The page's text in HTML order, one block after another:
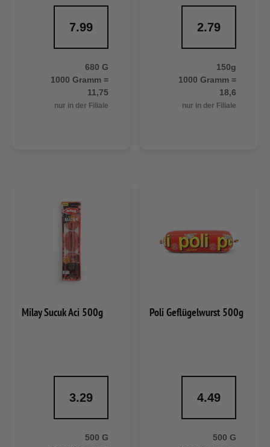
7.99
680 G
1000 Gramm =
11,75
nur in der Filiale
2.79
150g
1000 Gramm =
18,6
nur in der Filiale
Milay Sucuk Aci 500g
3.29
500 G
Poli Geflügelwurst 500g
4.49
500 G